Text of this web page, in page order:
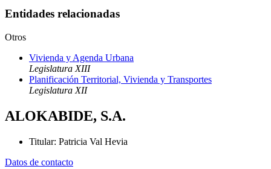
Entidades relacionadas
Otros
Vivienda y Agenda Urbana
Legislatura XIII
Planificación Territorial, Vivienda y Transportes
Legislatura XII
ALOKABIDE, S.A.
Titular: Patricia Val Hevia
Datos de contacto